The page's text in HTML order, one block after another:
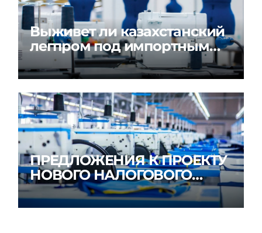
Выживет ли казахстанский
легпром под импортным
гнётом?
ПРЕДЛОЖЕНИЯ К ПРОЕКТУ
НОВОГО НАЛОГОВОГО
КОДЕКСА